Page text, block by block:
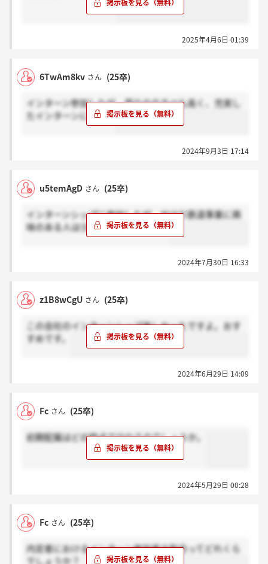
2025年4月6日 01:39
6TwAm8kv さん (25卒)
インターン参加したが、周りのモチベも高く、充実し
たインターンになった
2024年9月3日 17:14
u5temAgD さん (25卒)
インターンシップに参加したが、やはり鉄道事業に興
味のある人は少ないように感じた。
2024年7月30日 16:33
z1B8wCgU さん (25卒)
この会社のインターンシップ楽しかったですよ。おす
すめです。
2024年6月29日 14:09
Fc さん (25卒)
初期配属はどの時点で分かるのでしょうか。
2024年5月29日 00:28
Fc さん (25卒)
内定者におけるインターン参加者の割合ってどれくら
でしょうか？